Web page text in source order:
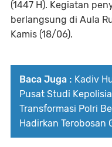
(1447 H). Kegiatan
berlangsung di Aula
Kamis (18/06).
Baca Juga : Kadiv
Pusat Studi
Transformasi Polri
Hadirkan Terobosan